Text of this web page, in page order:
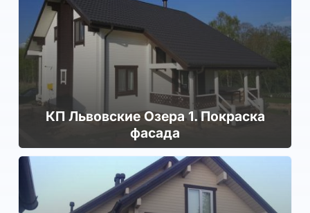
КП Львовские Озера 1. Покраска
фасада